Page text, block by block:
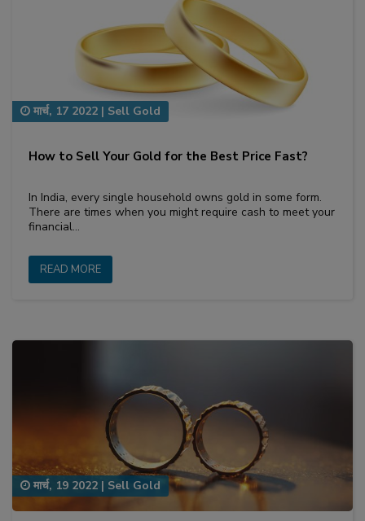
How to Sell Your Gold for the Best Price Fast?
मार्च, 17 2022 | Sell Gold
In India, every single household owns gold in some form.
There are times when you might require cash to meet your
financial…
READ MORE
मार्च, 19 2022 | Sell Gold